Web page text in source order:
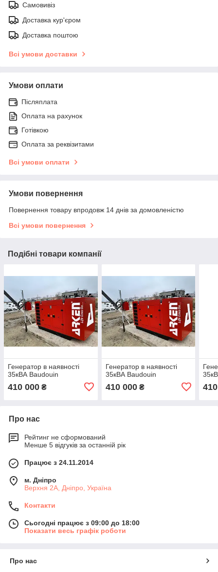
Самовивіз
Доставка кур'єром
Доставка поштою
Всі умови доставки
Умови оплати
Післяплата
Оплата на рахунок
Готівкою
Оплата за реквізитами
Всі умови оплати
Умови повернення
Повернення товару впродовж 14 днів за домовленістю
Всі умови повернення
Подібні товари компанії
Генератор в наявності
35кВА Baudouin
410 000 ₴
Генератор в наявності
35кВА Baudouin
410 000₴
Про нас
Рейтинг не сформований
Менше 5 відгуків за останній рік
Працює з 24.11.2014
м. Дніпро
Верхня 2А, Дніпро, Україна
Контакти
Сьогодні працює з 09:00 до 18:00
Показати весь графік роботи
Про нас